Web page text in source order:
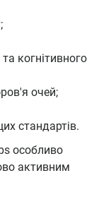
когнітивного
очей;
стандартів.
особливо
активним